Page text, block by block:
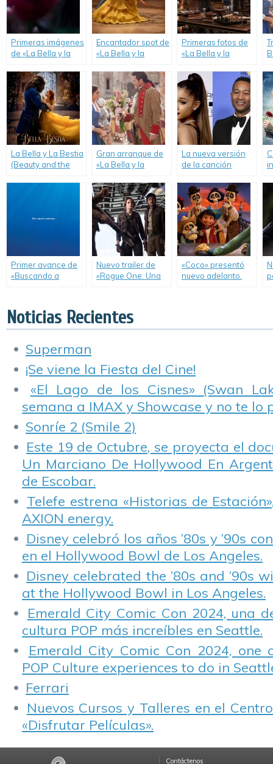
Primeras imágenes
de «La Bella y la
Encantador spot de
«La Bella y la
Watson.
Primeras fotos de
«La Bella y la
La Bella y La Bestia
(Beauty and the
Gran arranque de
«La Bella y la
La nueva versión
de la canción
Beast».
Primer avance de
«Buscando a
Nuevo trailer de
«Rogue One: Una
«Coco» presentó
nuevo adelanto.
Noticias Recientes
Superman
¡Se viene la Fiesta del Cine!
«El Lago de los Cisnes» (Swan
semana a IMAX y Showcase y no te lo
Sonríe 2 (Smile 2)
Este 19 de Octubre, se proyecta el
Un Marciano De Hollywood En
de Escobar.
Telefe estrena «Historias de
AXION energy.
Disney celebró los años ’80s y ’90s
en el Hollywood Bowl de Los Angeles.
Disney celebrated the ’80s and ’90s
at the Hollywood Bowl in Los Angeles.
Emerald City Comic Con 2024, una
cultura POP más increíbles en Seattle.
Emerald City Comic Con 2024,
POP Culture experiences to do in
Ferrari
Nuevos Cursos y Talleres en el
«Disfrutar Películas».
Contáctenos